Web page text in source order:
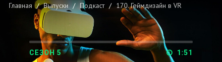
Главная Выпуски Подкаст 170. Геймдизайн в VR
СЕЗОН 5 1:51